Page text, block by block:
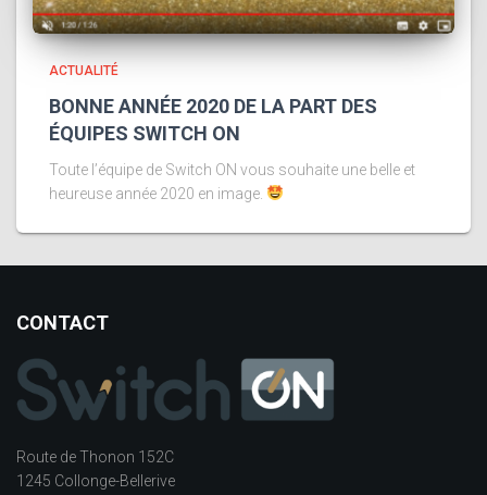
ACTUALITÉ
BONNE ANNÉE 2020 DE LA PART DES
ÉQUIPES SWITCH ON
Toute l’équipe de Switch ON vous souhaite une belle et
heureuse année 2020 en image.
CONTACT
Route de Thonon 152C
1245 Collonge-Bellerive